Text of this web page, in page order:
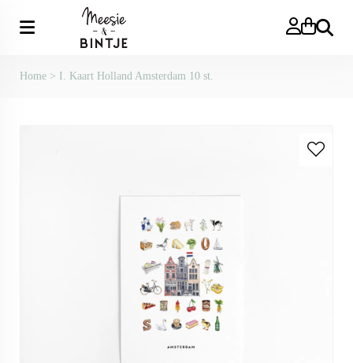
Zoeken
Home > I. Kaart Holland Amsterdam 10 st.